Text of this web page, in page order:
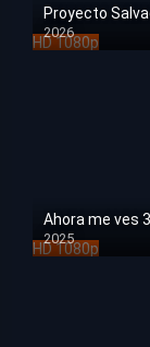
Proyecto
2026
HD 1080p
Ahora me ves
2025
HD 1080p